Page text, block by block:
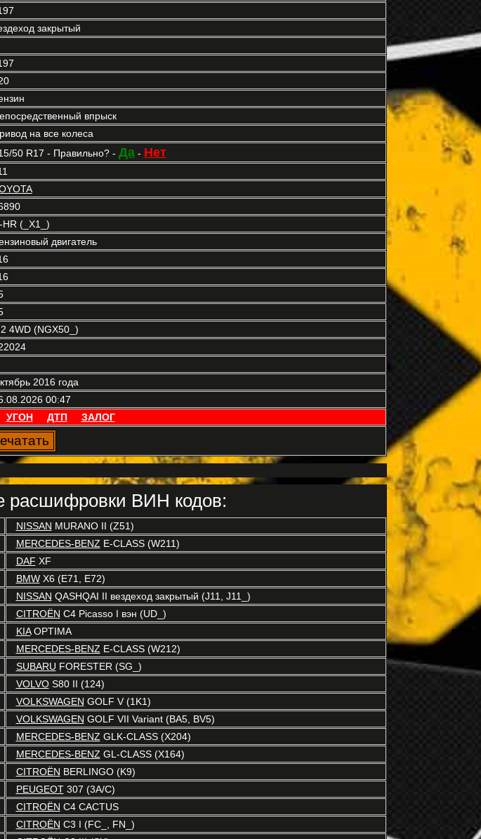
закрытый
впрыск
на все колеса
50 R17 - Правильно? - Да- Нет
HR (_X1_)
двигатель
4WD (NGX50_)
2016 года
00:47
УГОН ДТП ЗАЛОГ
расшифровки ВИН кодов:
NISSAN MURANO II (Z51)
MERCEDES-BENZE-CLASS (W211)
DAF XF
BMWX6 (E71, E72)
NISSAN QASHQAI II вездеход закрытый (J11, J11_)
CITROËN C4 Picasso I вэн (UD_)
KIAOPTIMA
MERCEDES-BENZE-CLASS (W212)
SUBARU FORESTER (SG_)
VOLVOS80 II (124)
VOLKSWAGEN GOLF V (1K1)
VOLKSWAGEN GOLF VII Variant (BA5, BV5)
MERCEDES-BENZGLK-CLASS (X204)
MERCEDES-BENZGL-CLASS (X164)
CITROËN BERLINGO (K9)
PEUGEOT307 (3A/C)
CITROËN C4 CACTUS
CITROËN C3 I (FC_, FN_)